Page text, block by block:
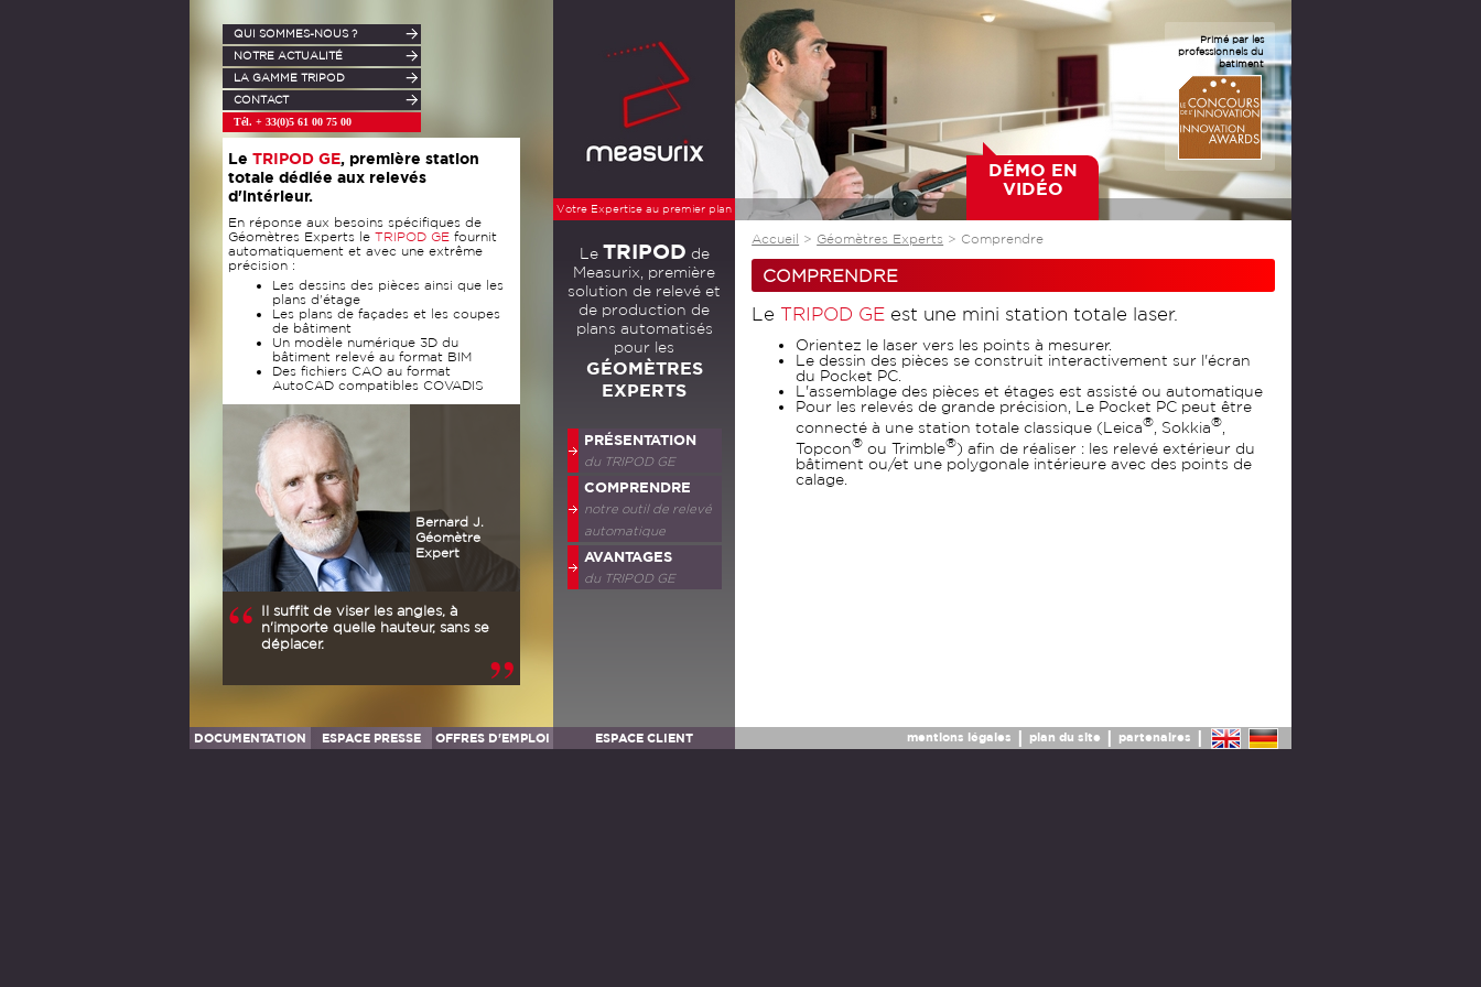
QUI SOMMES-NOUS ?
NOTRE ACTUALITÉ
LA GAMME TRIPOD
CONTACT
Tél. + 33(0)5 61 00 75 00
Le TRIPOD GE, première station
totale dédiée aux relevés
d'intérieur.
En réponse aux besoins spécifiques de
Géomètres Experts le TRIPOD GE fournit
automatiquement et avec une extrême
précision :
Les dessins des pièces ainsi que les
plans d'étage
Les plans de façades et les coupes
de bâtiment
Un modèle numérique 3D du
bâtiment relevé au format BIM
Des fichiers CAO au format
AutoCAD compatibles COVADIS
Bernard J.
Géomètre
Expert
Il suffit de viser les angles, à
n'importe quelle hauteur, sans se
déplacer.
Votre Expertise au premier plan
Le TRIPOD de
Measurix, première
solution de relevé et
de production de
plans automatisés
pour les
GÉOMÈTRES
EXPERTS
PRÉSENTATION
du TRIPOD GE
COMPRENDRE
notre outil de relevé
automatique
AVANTAGES
du TRIPOD GE
Primé par les
professionnels du
bâtiment
DÉMO EN
VIDÉO
Accueil > Géomètres Experts > Comprendre
COMPRENDRE
Le TRIPOD GE est une mini station totale laser.
Orientez le laser vers les points à mesurer.
Le dessin des pièces se construit interactivement sur l'écran
du Pocket PC.
L'assemblage des pièces et étages est assisté ou automatique
Pour les relevés de grande précision, Le Pocket PC peut être
connecté à une station totale classique (Leica® , Sokkia®
Topcon® ou Trimble®) afin de réaliser : les relevé extérieur du
bâtiment ou/et une polygonale intérieure avec des points de
calage.
DOCUMENTATION ESPACE PRESSE OFFRES D'EMPLOI ESPACE CLIENT mentions légales plan du site partenaires